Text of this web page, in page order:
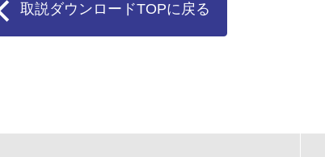
取説ダウンロードTOPに戻る